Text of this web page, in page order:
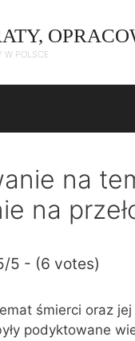
W POLSCE
na
na
5 - (6 votes)
śmierci oraz
podyktowane